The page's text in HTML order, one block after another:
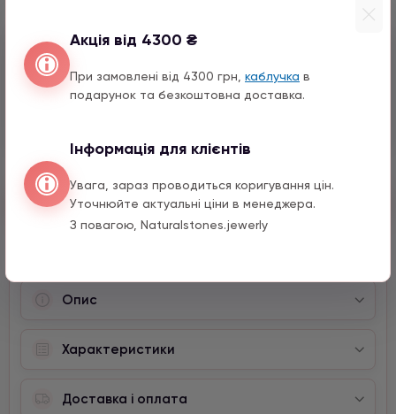
Акція від 4300 ₴
При замовлені від 4300 грн, каблучка в
подарунок та безкоштовна доставка.
Інформація для клієнтів
Увага, зараз проводиться коригування цін.
Уточнюйте актуальні ціни в менеджера.
З повагою, Naturalstones.jewerly
Входить до набору
Серце срібло з емаллю
690 грн
2 шт.
Швидкий заказ
Опис
Характеристики
Доставка і оплата